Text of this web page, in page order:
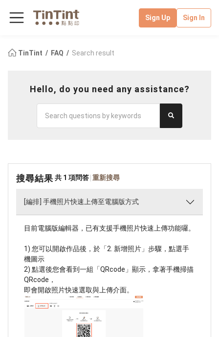
Sign Up Sign In
TinTint FAQ Search result
Hello, do you need any assistance?
搜尋結果 共 1 項問答 重新搜尋
[編排] 手機照片快速上傳至電腦版方式
目前電腦版編輯器，已有支援手機照片快速上傳功能囉。
1) 您可以開啟作品後，於「2. 新增照片」步驟，點選手
機圖示
2) 點選後您會看到一組「QRcode」顯示，拿著手機掃描
QRcode，
即會開啟照片快速選取與上傳介面。